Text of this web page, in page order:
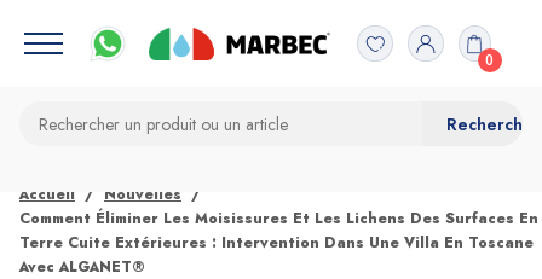
0
Accueil
Nouvelles
Comment Éliminer Les Moisissures Et Les Lichens Des Surfaces En
Terre Cuite Extérieures : Intervention Dans Une Villa En Toscane
Avec ALGANET®